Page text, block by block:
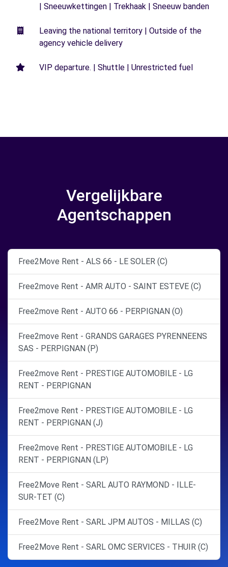
| Sneeuwkettingen | Trekhaak | Sneeuw banden
Leaving the national territory | Outside of the
agency vehicle delivery
VIP departure. | Shuttle | Unrestricted fuel
Vergelijkbare
Agentschappen
Free2Move Rent - ALS 66 - LE SOLER (C)
Free2move Rent - AMR AUTO - SAINT ESTEVE (C)
Free2move Rent - AUTO 66 - PERPIGNAN (O)
Free2move Rent - GRANDS GARAGES PYRENNEENS
SAS - PERPIGNAN (P)
Free2move Rent - PRESTIGE AUTOMOBILE - LG
RENT - PERPIGNAN
Free2move Rent - PRESTIGE AUTOMOBILE - LG
RENT - PERPIGNAN (J)
Free2move Rent - PRESTIGE AUTOMOBILE - LG
RENT - PERPIGNAN (LP)
Free2Move Rent - SARL AUTO RAYMOND - ILLE-
SUR-TET (C)
Free2Move Rent - SARL JPM AUTOS - MILLAS (C)
Free2Move Rent - SARL OMC SERVICES - THUIR (C)